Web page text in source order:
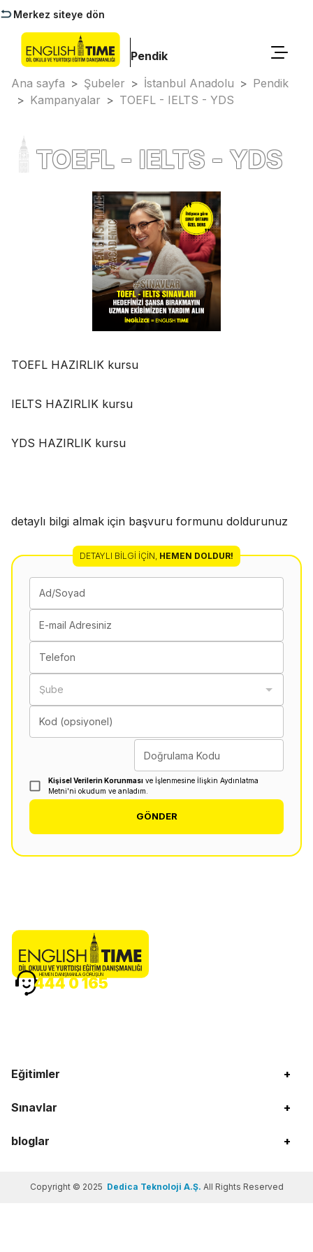
Merkez siteye dön
Pendik
Ana sayfa > Şubeler > İstanbul Anadolu > Pendik
> Kampanyalar > TOEFL - IELTS - YDS
TOEFL - IELTS - YDS
TOEFL HAZIRLIK kursu
IELTS HAZIRLIK kursu
YDS HAZIRLIK kursu
detaylı bilgi almak için başvuru formunu doldurunuz
DETAYLI BILGI İÇIN HEMEN DOLDUR!
Ad/Soyad
E-mail Adresiniz
Telefon
Şube
Kod (opsiyonel)
Doğrulama Kodu
Kişisel Verilerin Korunması ve İşlenmesine İlişkin Aydınlatma
Metni'ni okudum ve anladım.
GÖNDER
Eğitimler +
Sınavlar +
bloglar +
HEMEN DANIŞMANLA GÖRÜŞÜN
444 0 165
Copyright © 2025 Dedica Teknoloji A.Ş. All Rights Reserved